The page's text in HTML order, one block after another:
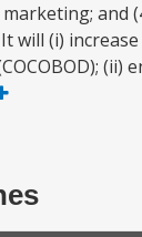
and
will (i)
(ii)